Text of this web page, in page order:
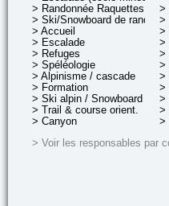
> Randonnée Raquettes
> Ski/Snowboard de rando.
> Accueil
> Escalade
> Refuges
> Spéléologie
> Alpinisme / cascade
> Formation
> Ski alpin / Snowboard
> Trail & course orient.
> Canyon
>
>
>
>
>
>
>
>
>
>
>
> Voir les responsables par